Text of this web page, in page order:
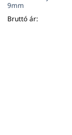
9mm
Bruttó ár: